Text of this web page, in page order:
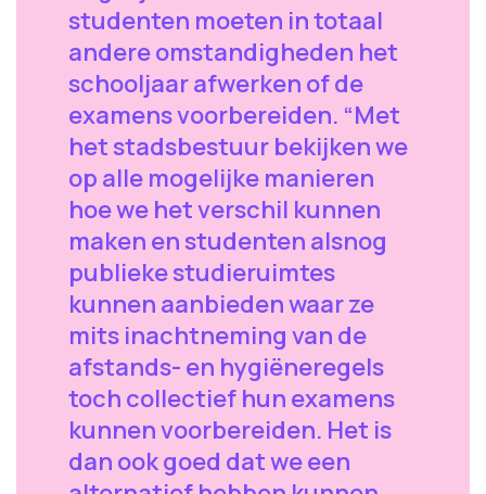
studenten moeten in totaal
andere omstandigheden het
schooljaar afwerken of de
examens voorbereiden. “Met
het stadsbestuur bekijken we
op alle mogelijke manieren
hoe we het verschil kunnen
maken en studenten alsnog
publieke studieruimtes
kunnen aanbieden waar ze
mits inachtneming van de
afstands- en hygiëneregels
toch collectief hun examens
kunnen voorbereiden. Het is
dan ook goed dat we een